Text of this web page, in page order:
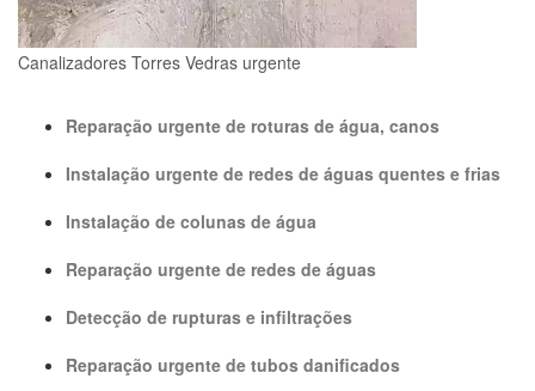
Canalizadores Torres Vedras urgente
Reparação urgente de roturas de água, canos
Instalação urgente de redes de águas quentes e frias
Instalação de colunas de água
Reparação urgente de redes de águas
Detecção de rupturas e infiltrações
Reparação urgente de tubos danificados